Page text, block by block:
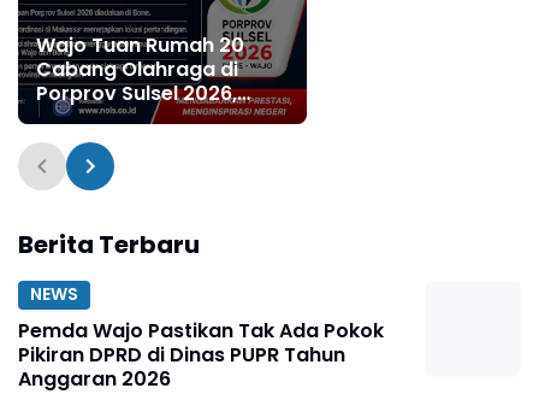
Wajo Tuan Rumah 20
Cabang Olahraga di
Porprov Sulsel 2026,
Bone Gelar Pembukaan
Berita Terbaru
NEWS
Pemda Wajo Pastikan Tak Ada Pokok
Pikiran DPRD di Dinas PUPR Tahun
Anggaran 2026